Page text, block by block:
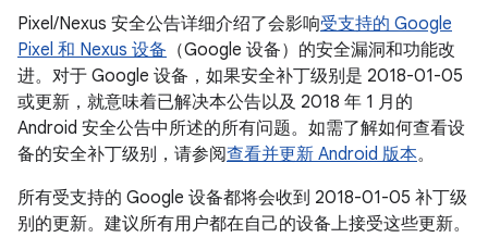
Pixel/Nexus 安全公告详细介绍了会影响受支持的 Google
Pixel 和 Nexus 设备 （Google 设备）的安全漏洞和功能改
进。对于 Google 设备，如果安全补丁级别是 2018-01-05
或更新，就意味着已解决本公告以及 2018 年 1 月的
Android 安全公告中所述的所有问题。如需了解如何查看设
备的安全补丁级别，请参阅查看并更新 Android 版本。
所有受支持的 Google 设备都将会收到 2018-01-05 补丁级
别的更新。建议所有用户都在自己的设备上接受这些更新。